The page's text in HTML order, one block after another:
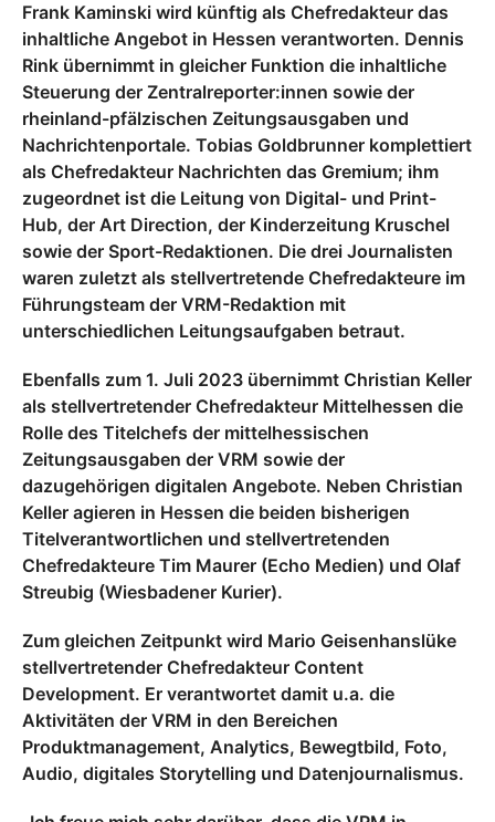
Frank Kaminski wird künftig als Chefredakteur das
inhaltliche Angebot in Hessen verantworten. Dennis
Rink übernimmt in gleicher Funktion die inhaltliche
Steuerung der Zentralreporter:innen sowie der
rheinland-pfälzischen Zeitungsausgaben und
Nachrichtenportale. Tobias Goldbrunner komplettiert
als Chefredakteur Nachrichten das Gremium; ihm
zugeordnet ist die Leitung von Digital- und Print-
Hub, der Art Direction, der Kinderzeitung Kruschel
sowie der Sport-Redaktionen. Die drei Journalisten
waren zuletzt als stellvertretende Chefredakteure im
Führungsteam der VRM-Redaktion mit
unterschiedlichen Leitungsaufgaben betraut.
Ebenfalls zum 1. Juli 2023 übernimmt Christian Keller
als stellvertretender Chefredakteur Mittelhessen die
Rolle des Titelchefs der mittelhessischen
Zeitungsausgaben der VRM sowie der
dazugehörigen digitalen Angebote. Neben Christian
Keller agieren in Hessen die beiden bisherigen
Titelverantwortlichen und stellvertretenden
Chefredakteure Tim Maurer (Echo Medien) und Olaf
Streubig (Wiesbadener Kurier).
Zum gleichen Zeitpunkt wird Mario Geisenhanslüke
stellvertretender Chefredakteur Content
Development. Er verantwortet damit u.a. die
Aktivitäten der VRM in den Bereichen
Produktmanagement, Analytics, Bewegtbild, Foto,
Audio, digitales Storytelling und Datenjournalismus.